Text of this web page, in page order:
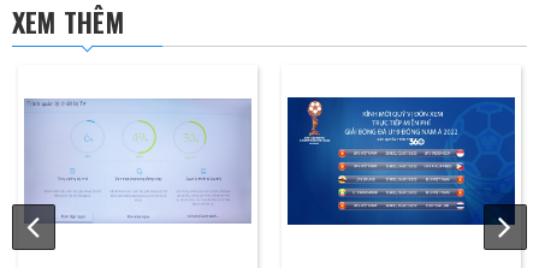
XEM THÊM